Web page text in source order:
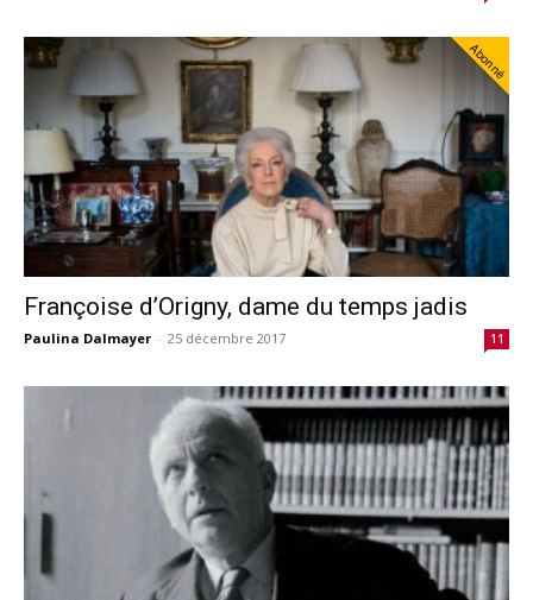
Abonné
Françoise d’Origny, dame du temps jadis
Paulina Dalmayer - 25 décembre 2017 11